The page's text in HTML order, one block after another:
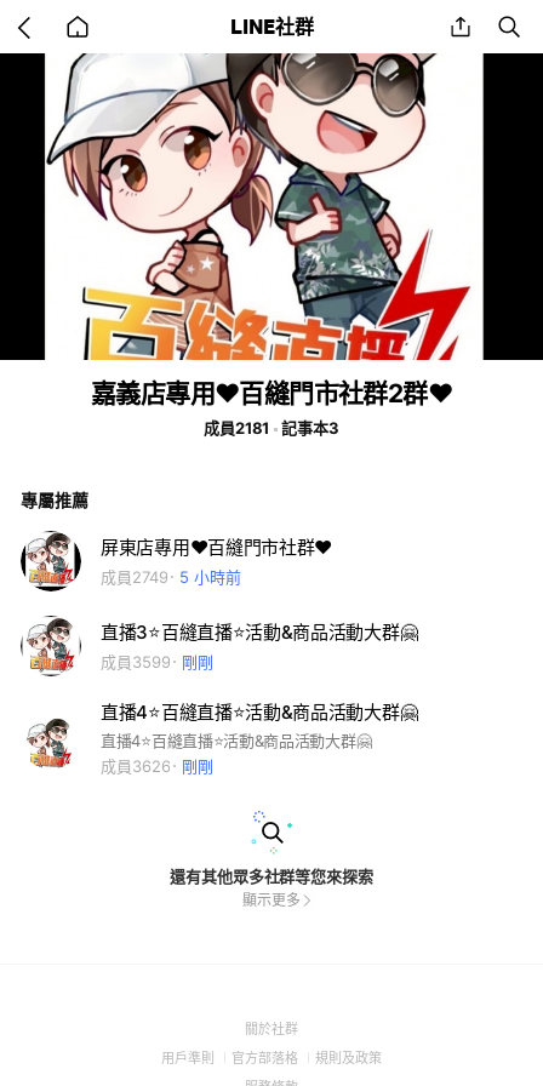
back
to
home
LINE社群 share
嘉義店專用❤️百縫門市社群2群❤️
成員2181 記事本3
專屬推薦
屏東店專用❤️百縫門市社群❤️
成員2749 5 小時前
直播3⭐百縫直播⭐活動&商品活動大群🤗
成員3599 剛剛
直播4⭐百縫直播⭐活動&商品活動大群🤗
直播4⭐百縫直播⭐活動&商品活動大群🤗
成員3626
剛剛
還有其他眾多社群等您來探索
顯示更多
關於社群(Open
用戶準則
(Open
官方部落格
(Open
規則及政策(Open